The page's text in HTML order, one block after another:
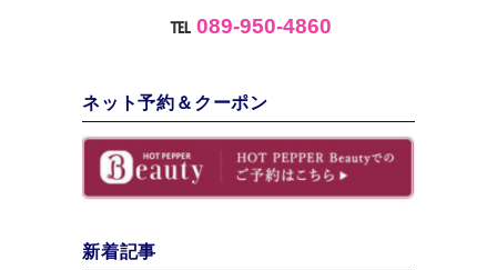
℡ 089-950-4860
ネット予約＆クーポン
新着記事